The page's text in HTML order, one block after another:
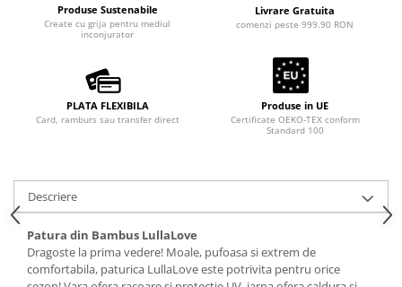
Produse Sustenabile
Create cu grija pentru mediul
inconjurator
Livrare Gratuita
comenzi peste 999.90 RON
PLATA FLEXIBILA
Card, ramburs sau transfer direct
Produse in UE
Certificate OEKO-TEX conform
Standard 100
Descriere
Patura din Bambus LullaLove
Dragoste la prima vedere! Moale, pufoasa si extrem de
comfortabila, paturica LullaLove este potrivita pentru orice